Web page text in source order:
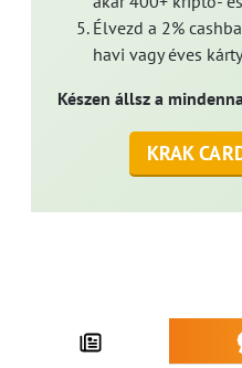
Élvezd a 2%
havi vagy éves
Készen állsz a
KRAK